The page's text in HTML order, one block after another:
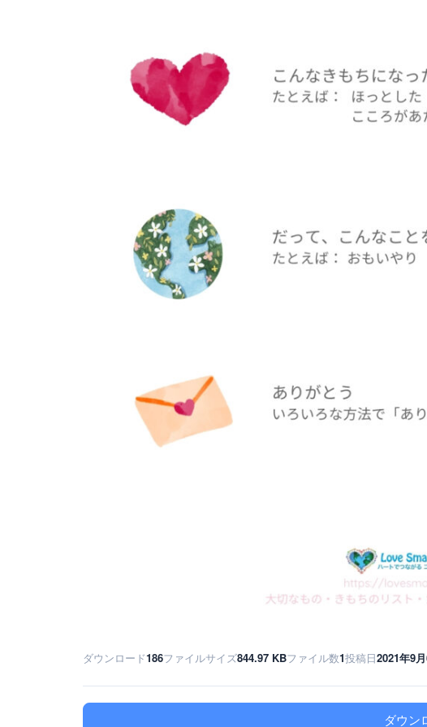
ダウンロード186ファイルサイズ844.97 KBファイル数1投稿日2021年9
ダウン